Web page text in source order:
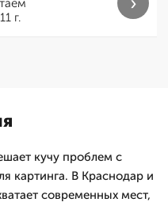
г.
кучу проблем с
картинга. В Краснодар и
современных мест,